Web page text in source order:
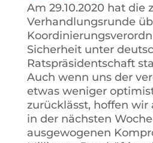
Am 29.10.2020 hat die
Verhandlungsrunde
Sicherheit unter
Ratspräsidentschaft
Auch wenn uns der
etwas weniger
zurücklässt, hoffen wir
in der nächsten
ausgewogenen